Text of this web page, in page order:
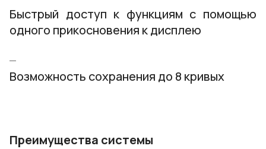
Быстрый доступ к функциям с помощью
одного прикосновения к дисплею
Возможность сохранения до 8 кривых
Преимущества системы